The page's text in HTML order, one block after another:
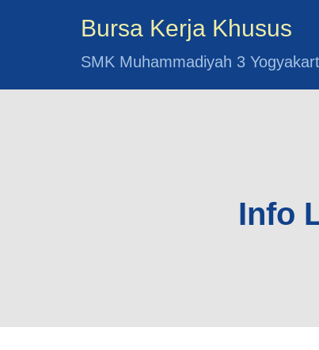
Bursa Kerja Khusus
SMK Muhammadiyah 3
Info